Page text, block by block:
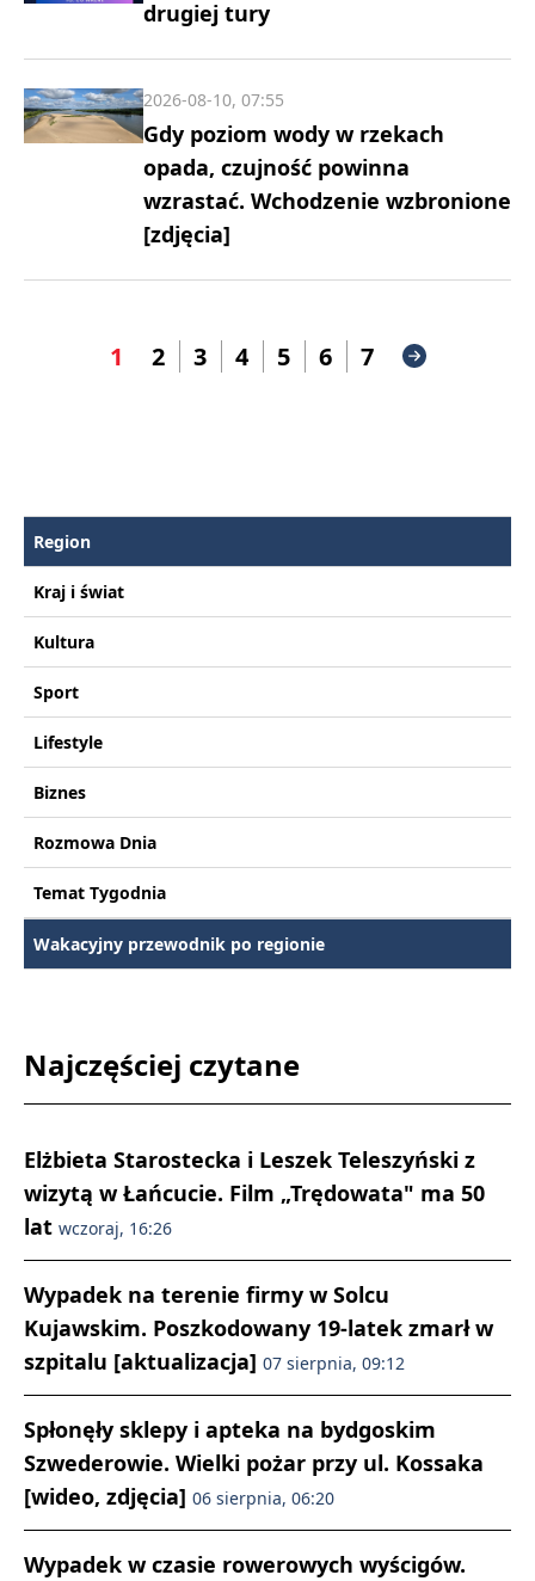
drugiej tury
Gdy poziom wody w rzekach
opada, czujność powinna
wzrastać. Wchodzenie wzbronione
[zdjęcia]
2026-08-10, 07:55
1 2 3 4 5 6 7
Region
Kraj i świat
Kultura
Sport
Lifestyle
Biznes
Rozmowa Dnia
Temat Tygodnia
Wakacyjny przewodnik po regionie
Najczęściej czytane
Elżbieta Starostecka i Leszek Teleszyński z
wizytą w Łańcucie. Film „Trędowata" ma 50
lat wczoraj, 16:26
Wypadek na terenie firmy w Solcu
Kujawskim. Poszkodowany 19-latek zmarł w
szpitalu [aktualizacja] 07 sierpnia, 09:12
Spłonęły sklepy i apteka na bydgoskim
Szwederowie. Wielki pożar przy ul. Kossaka
[wideo, zdjęcia] 06 sierpnia, 06:20
Wypadek w czasie rowerowych wyścigów.